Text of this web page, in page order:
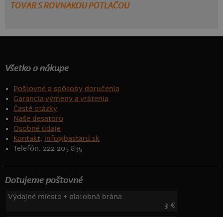
TOVAR S ROVNAKOU POTLAČOU
Všetko o nákupe
Poštovné a spôsoby doručenia
Garancia výmeny a vrátenia
Časté otázky
Naše desatoro
Osobné údaje
Kontakt: info@bastard.sk
Telefón: 222 205 835
Dotujeme poštovné
Výdajné miesto + platobná brána
3 €